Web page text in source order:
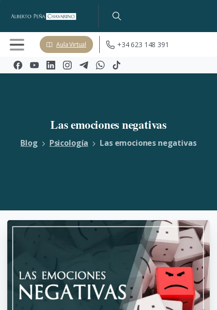
Aula Virtual +34 623 148 391
Lasemocionesnegativas
Blog Psicología Las emociones negativas